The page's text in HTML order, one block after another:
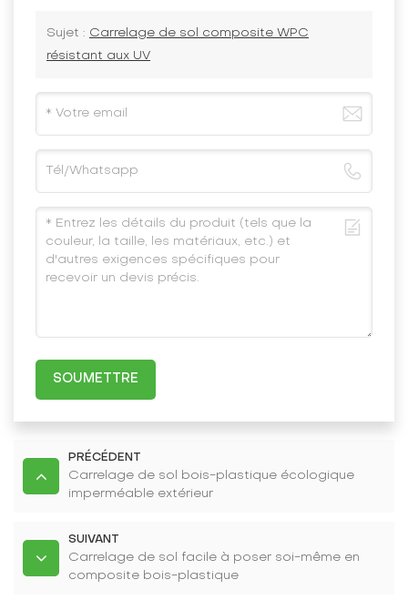
Sujet : Carrelage de sol composite WPC
résistant aux UV
SOUMETTRE
PRÉCÉDENT
Carrelage de sol bois-plastique écologique
imperméable extérieur
SUIVANT
Carrelage de sol facile à poser soi-même en
composite bois-plastique